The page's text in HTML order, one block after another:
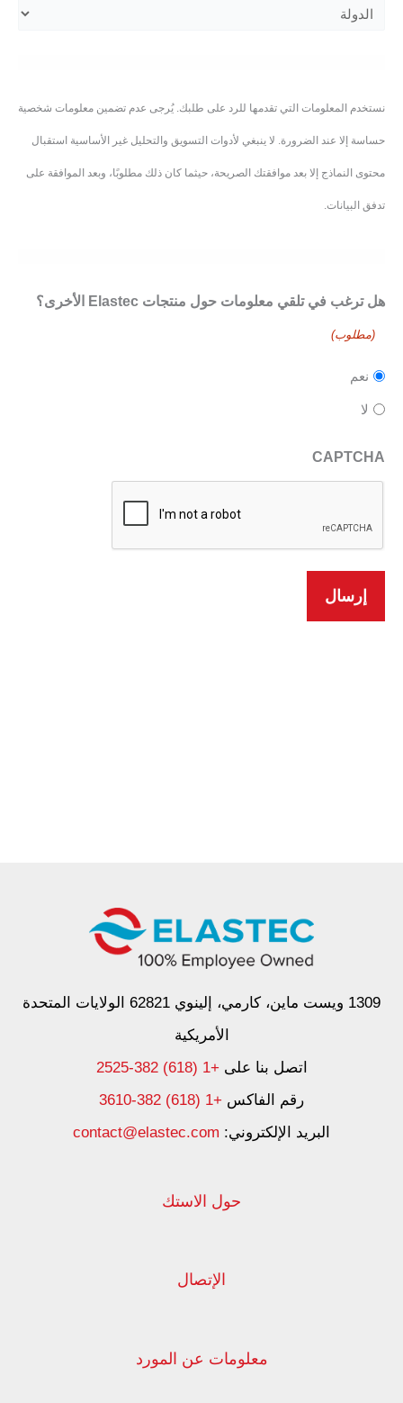
نستخدم المعلومات التي تقدمها للرد على طلبك. يُرجى عدم تضمين معلومات شخصية
حساسة إلا عند الضرورة. لا ينبغي لأدوات التسويق والتحليل غير الأساسية استقبال
محتوى النماذج إلا بعد موافقتك الصريحة، حيثما كان ذلك مطلوبًا، وبعد الموافقة على
تدفق البيانات.
هل ترغب في تلقي معلومات حول منتجات Elastec الأخرى؟
(مطلوب)
نعم
لا
CAPTCHA
1309 ويست ماين، كارمي، إلينوي 62821 الولايات المتحدة
الأمريكية
اتصل بنا على +1 (618) 382-2525
رقم الفاكس +1 (618) 382-3610
البريد الإلكتروني: contact@elastec.com
حول الاستك
الإتصال
معلومات عن المورد